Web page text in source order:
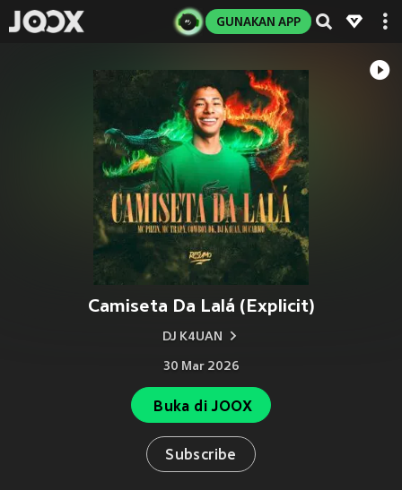
GUNAKAN APP
Camiseta Da Lalá (Explicit)
DJ K4UAN
30 Mar 2026
Buka di JOOX
Subscribe